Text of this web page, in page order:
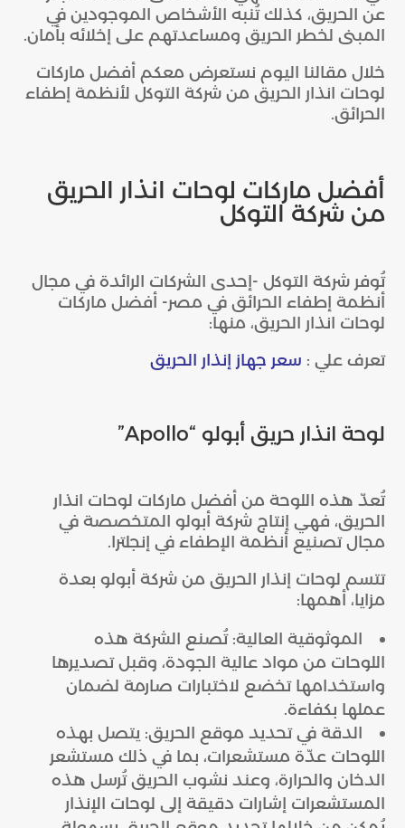
عن الحريق، كذلك تُنبه الأشخاص الموجودين في
المبنى لخطر الحريق ومساعدتهم على إخلائه بأمان.
خلال مقالنا اليوم نستعرض معكم أفضل ماركات
لوحات انذار الحريق من شركة التوكل لأنظمة إطفاء
الحرائق.
أفضل ماركات لوحات انذار الحريق
من شركة التوكل
تُوفر شركة التوكل -إحدى الشركات الرائدة في مجال
أنظمة إطفاء الحرائق في مصر- أفضل ماركات
لوحات انذار الحريق، منها:
تعرف علي : سعر جهاز إنذار الحريق
لوحة انذار حريق أبولو “Apollo”
تُعدّ هذه اللوحة من أفضل ماركات لوحات انذار
الحريق، فهي إنتاج شركة أبولو المتخصصة في
مجال تصنيع أنظمة الإطفاء في إنجلترا.
تتسم لوحات إنذار الحريق من شركة أبولو بعدة
مزايا، أهمها:
الموثوقية العالية: تُصنع الشركة هذه
اللوحات من مواد عالية الجودة، وقبل تصديرها
واستخدامها تخضع لاختبارات صارمة لضمان
عملها بكفاءة.
الدقة في تحديد موقع الحريق: يتصل بهذه
اللوحات عدّة مستشعرات، بما في ذلك مستشعر
الدخان والحرارة، وعند نشوب الحريق تُرسل هذه
المستشعرات إشارات دقيقة إلى لوحات الإنذار